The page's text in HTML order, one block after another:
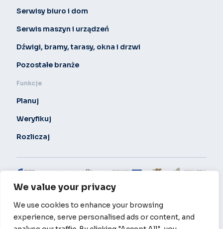
We value your privacy
We use cookies to enhance your browsing
experience, serve personalised ads or content, and
Serwisy biuro i dom
Serwis maszyn i urządzeń
Dźwigi, bramy, tarasy, okna i drzwi
Pozostałe branże
Funkcje
Planuj
Weryfikuj
Rozliczaj
Polityka prywatności © 2024 Locatick. All Rights Reserved.
technologią automatyzacji procesów w firmach realizujących usługi
serwisowe w oparciu o Badania Operacyjne” realizowany w ramach